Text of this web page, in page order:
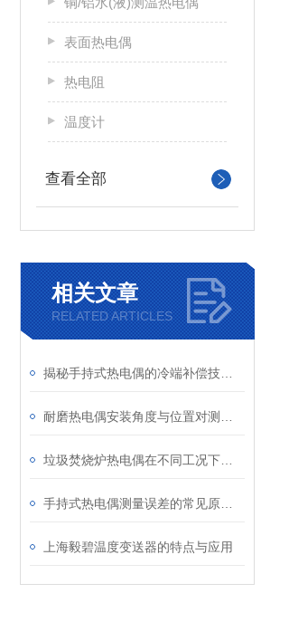
表面热电偶
热电阻
温度计
查看全部
相关文章
RELATED ARTICLES
上海毅碧温度变送器的特点与应用